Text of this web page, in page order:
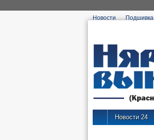
Новости
Новости 24